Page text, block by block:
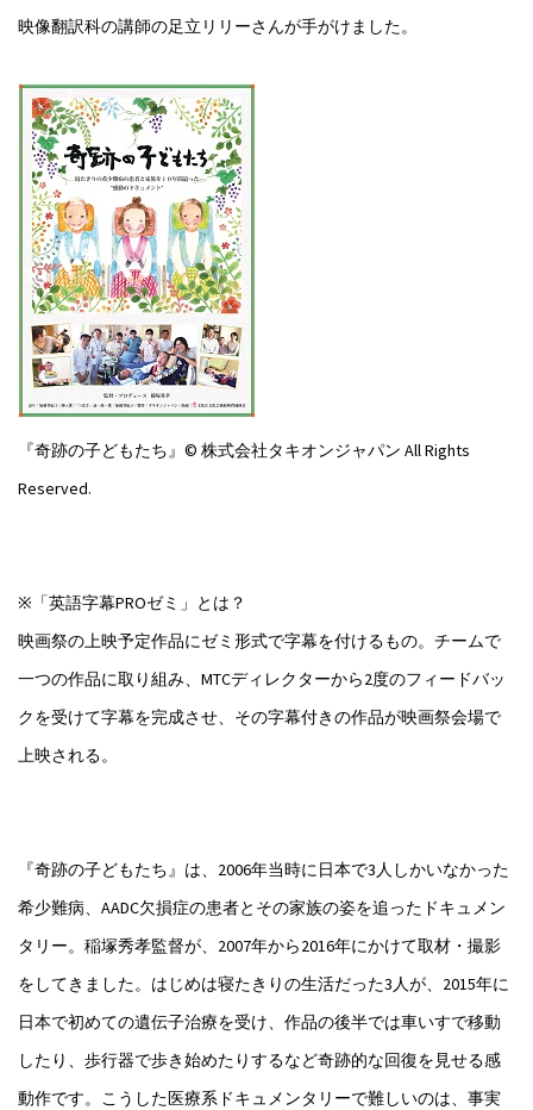
映像翻訳科の講師の足立リリーさんが手がけました。
『奇跡の子どもたち』© 株式会社タキオンジャパン All Rights
Reserved.
※「英語字幕PROゼミ」とは？
映画祭の上映予定作品にゼミ形式で字幕を付けるもの。チームで
一つの作品に取り組み、MTCディレクターから2度のフィードバッ
クを受けて字幕を完成させ、その字幕付きの作品が映画祭会場で
上映される。
『奇跡の子どもたち』は、2006年当時に日本で3人しかいなかった
希少難病、AADC欠損症の患者とその家族の姿を追ったドキュメン
タリー。稲塚秀孝監督が、2007年から2016年にかけて取材・撮影
をしてきました。はじめは寝たきりの生活だった3人が、2015年に
日本で初めての遺伝子治療を受け、作品の後半では車いすで移動
したり、歩行器で歩き始めたりするなど奇跡的な回復を見せる感
動作です。こうした医療系ドキュメンタリーで難しいのは、事実